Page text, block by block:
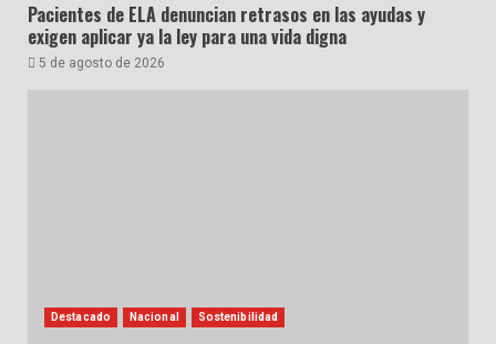
Pacientes de ELA denuncian retrasos en las ayudas y
exigen aplicar ya la ley para una vida digna
5 de agosto de 2026
Destacado Nacional Sostenibilidad